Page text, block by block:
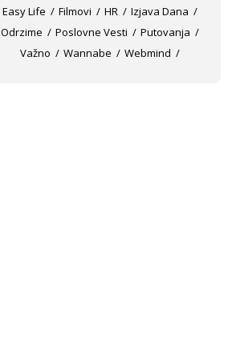
Easy Life
Filmovi HR
Izjava Dana
Odrzime
Poslovne Vesti
Putovanja
Važno
Wannabe Webmind